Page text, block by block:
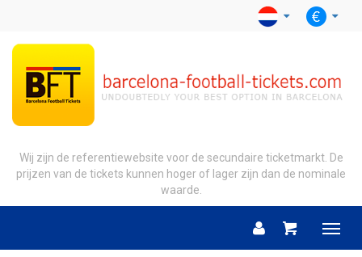
Wij zijn de referentiewebsite voor de secundaire ticketmarkt. De
prijzen van de tickets kunnen hoger of lager zijn dan de nominale
waarde.
Menu